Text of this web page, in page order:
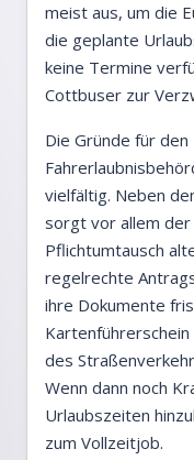
meist aus, um die
die geplante
keine Termine
Cottbuser zur
Die Gründe für
vielfältig. Neben
sorgt vor allem
Pflichtumtausch
regelrechte
ihre Dokumente
des
Wenn dann noch
Urlaubszeiten
zum Vollzeitjob.